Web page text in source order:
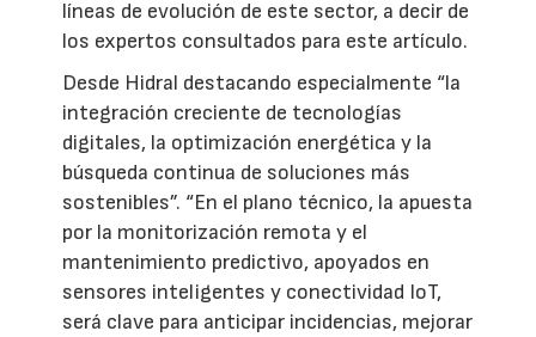
líneas de evolución de este sector, a decir de
los expertos consultados para este artículo.
Desde Hidral destacando especialmente “la
integración creciente de tecnologías
digitales, la optimización energética y la
búsqueda continua de soluciones más
sostenibles”. “En el plano técnico, la apuesta
por la monitorización remota y el
mantenimiento predictivo, apoyados en
sensores inteligentes y conectividad IoT,
será clave para anticipar incidencias, mejorar